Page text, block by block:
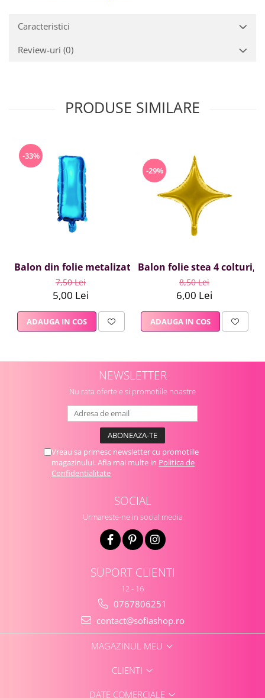
Caracteristici
Review-uri (0)
PRODUSE SIMILARE
-33%
Balon din folie metalizata Albastru, Mirific Party,
7,50 Lei
5,00 Lei
ADAUGA IN COS
-29%
Balon folie stea 4 colturi,
8,50 Lei
6,00 Lei
ADAUGA IN COS
NEWSLETTER
Nu rata ofertele si promotiile noastre
Vreau sa primesc newsletter cu promotiile
magazinului. Afla mai multe in Politica de
Confidentialitate
SOCIAL
Urmareste-ne in social media
SUPORT CLIENTI
12 - 16
0767806251
contact@sofiashop.ro
MAGAZINUL MEU
CLIENTI
DATE COMERCIALE